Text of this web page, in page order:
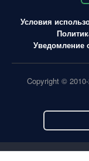
Условия
Уведомление
Copyright ©